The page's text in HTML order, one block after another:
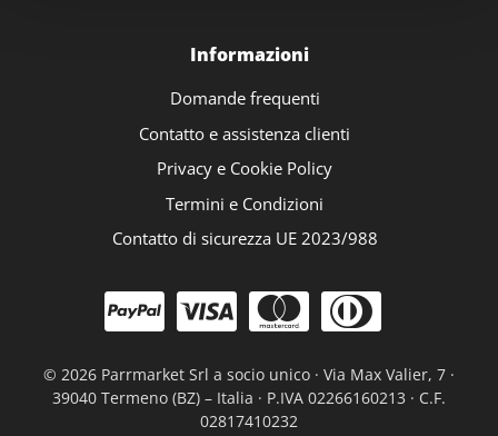
Informazioni
Domande frequenti
Contatto e assistenza clienti
Privacy e Cookie Policy
Termini e Condizioni
Contatto di sicurezza UE 2023/988
© 2026 Parrmarket Srl a socio unico · Via Max Valier, 7 ·
39040 Termeno (BZ) – Italia · P.IVA 02266160213 · C.F.
02817410232